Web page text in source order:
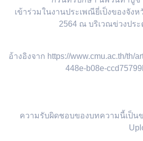
เข้าร่วมในงานประเพณียี่เป็งของจังห
2564 ณ บริเวณข่วงปร
อ้างอิงจาก https://www.cmu.ac.th/th/
448e-b08e-
ความรับผิดชอบของบทความนี้เป็น